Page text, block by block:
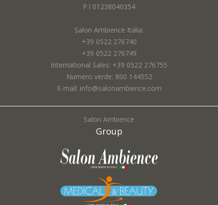
Pflichtfelder sind mit * gekennzeichnet
P.I 01238040354
Salon Ambience Italia:
+39 0522 276740
+39 0522 276749
International Sales: +39 0522 276755
Numero verde: 800 144552
E-mail: info@salonambience.com
Salon Ambience
Group